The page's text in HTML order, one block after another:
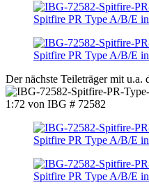
Der nächste Teileträger mit